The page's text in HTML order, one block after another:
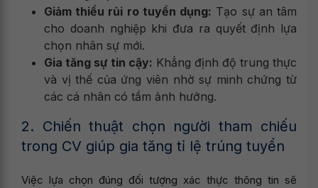
Giảm thiểu rủi ro tuyển dụng: Tạo sự an tâm
cho doanh nghiệp khi đưa ra quyết định lựa
chọn nhân sự mới.
Gia tăng sự tin cậy: Khẳng định độ trung thực
và vị thế của ứng viên nhờ sự minh chứng từ
các cá nhân có tầm ảnh hưởng.
2. Chiến thuật chọn người tham chiếu
trong CV giúp gia tăng tỉ lệ trúng tuyển
Việc lựa chọn đúng đối tượng xác thực thông tin sẽ